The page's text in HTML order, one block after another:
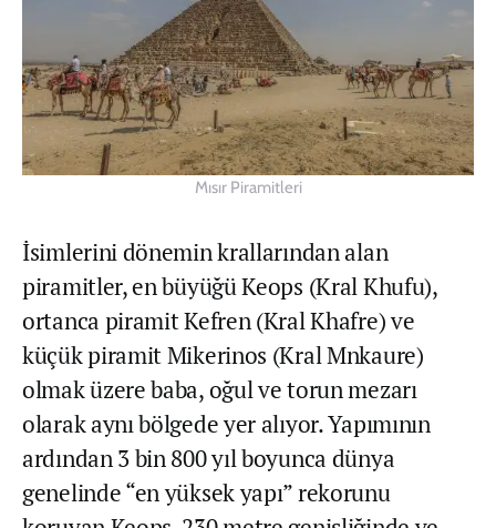
Mısır Piramitleri
İsimlerini dönemin krallarından alan
piramitler, en büyüğü Keops (Kral Khufu),
ortanca piramit Kefren (Kral Khafre) ve
küçük piramit Mikerinos (Kral Mnkaure)
olmak üzere baba, oğul ve torun mezarı
olarak aynı bölgede yer alıyor. Yapımının
ardından 3 bin 800 yıl boyunca dünya
genelinde “en yüksek yapı” rekorunu